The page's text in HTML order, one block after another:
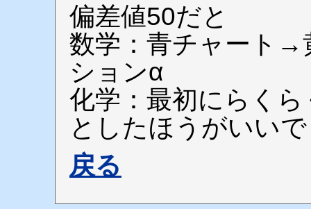
偏差値50だと
数学：青チャート→
ションα
化学：最初にらく
としたほうがいい
戻る